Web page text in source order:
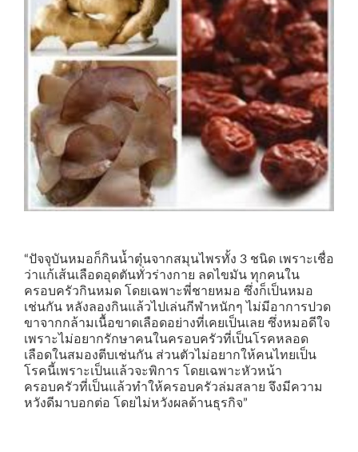
“ปัจจุบันหมอก็กินน้ำตุ๋นจากสมุนไพรทั้ง 3 ชนิด เพราะเชื่อ
ว่าแก้เส้นเลือดอุดตันทั่วร่างกาย ลดไขมัน ทุกคนใน
ครอบครัวกินหมด โดยเฉพาะพี่ชายหมอ ซึ่งก็เป็นหมอ
เช่นกัน หลังลองกินแล้วไปเล่นกีฬาหนักๆ ไม่มีอาการปวด
ขาจากกล้ามเนื้อขาดเลือดอย่างที่เคยเป็นเลย ซึ่งหมอดีใจ
เพราะไม่อยากรักษาคนในครอบครัวที่เป็นโรคหลอด
เลือดในสมองตีบเช่นกัน ส่วนตัวไม่อยากให้คนไทยเป็น
โรคนี้เพราะเป็นแล้วจะพิการ โดยเฉพาะหัวหน้า
ครอบครัวที่เป็นแล้วทำให้ครอบครัวล่มสลาย จึงมีความ
หวังดีมาบอกต่อ โดยไม่หวังผลด้านธุรกิจ”